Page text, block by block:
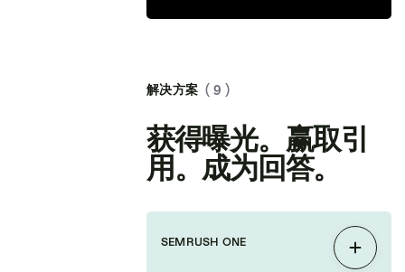
解决方案 ( 9 )
获得曝光。赢取引
用。成为回答。
SEMRUSH ONE
展开